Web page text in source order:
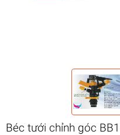
Béc tưới chỉnh góc